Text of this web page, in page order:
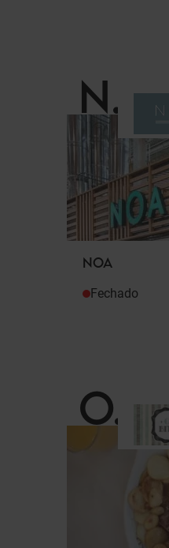
N.
NOA
Fechado
O.